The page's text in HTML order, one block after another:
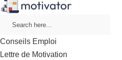
Conseils Emploi
Lettre de Motivation